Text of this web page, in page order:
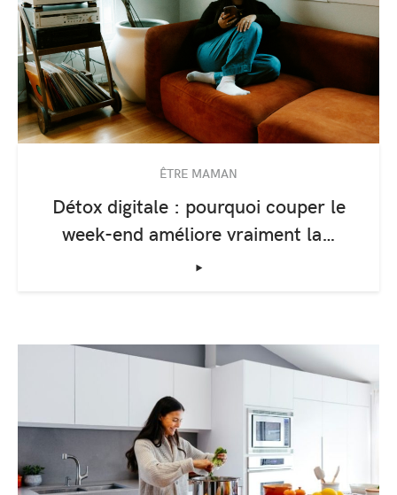
ÊTRE MAMAN
Détox digitale : pourquoi couper le
week-end améliore vraiment la…
‣